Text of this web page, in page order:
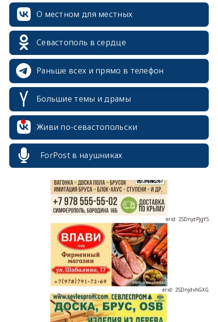
О местном для местных
Севастополь в сердце
Раньше всех и прямо в телефон
Большие темы и драмы
Живи по-севастопольски
ForPost в наушниках
erid: 2SDnjcrDNw6
erid: 2SDnjdvhGXG